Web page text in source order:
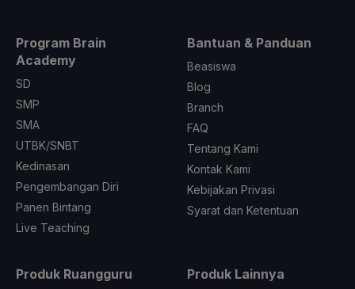
Program Brain
Academy
SD
SMP
SMA
UTBK/SNBT
Kedinasan
Pengembangan Diri
Panen Bintang
Live Teaching
Bantuan & Panduan
Beasiswa
Blog
Branch
FAQ
Tentang Kami
Kontak Kami
Kebijakan Privasi
Syarat dan Ketentuan
Produk Ruangguru Produk Lainnya